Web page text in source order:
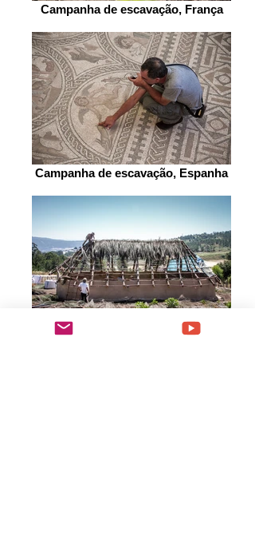
Campanha de escavação, França
Campanha de escavação, Espanha
Construção de cabanas pré-